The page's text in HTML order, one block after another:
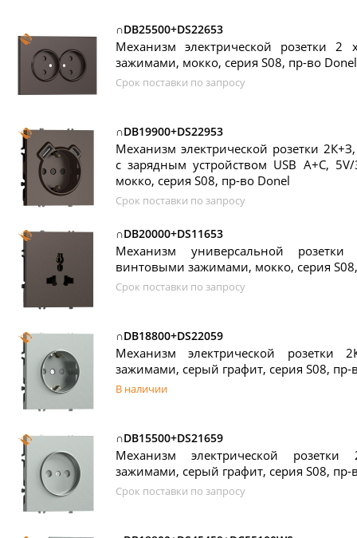
∩DB25500+DS22653
Механизм электрической розетки
зажимами, мокко, серия S08, пр-во Donel
Срок поставки по запросу
∩DB19900+DS22953
Механизм электрической розетки
с зарядным устройством USB A+C,
мокко, серия S08, пр-во Donel
Срок поставки по запросу
∩DB20000+DS11653
Механизм универсальной розетки
винтовыми зажимами, мокко, серия
Срок поставки по запросу
∩DB18800+DS22059
Механизм электрической розетки
зажимами, серый графит, серия S08, пр-
В наличии
∩DB15500+DS21659
Механизм электрической
зажимами, серый графит, серия S08, пр-
Срок поставки по запросу